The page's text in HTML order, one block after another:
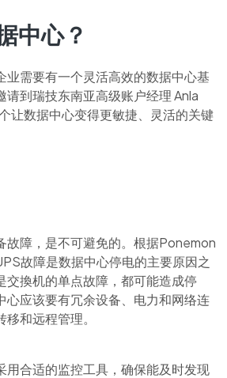
中心？
业需要有一个灵活高效的数据中心基
请到瑞技东南亚高级账户经理 Anla
让数据中心变得更敏捷、灵活的关键
故障，是不可避免的。根据Ponemon
故障是数据中心停电的主要原因之
交換机的单点故障，都可能造成停
心应该要有冗余设备、电力和网络连
和远程管理。
用合适的监控工具，确保能及时发现